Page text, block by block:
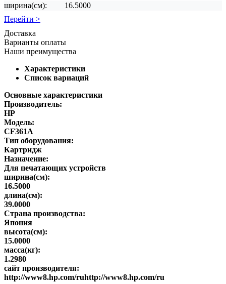
ширина(см):
16.5000
Перейти >
Доставка
Варианты оплаты
Наши преимущества
Характеристики
Список вариаций
Основные характеристики
Производитель:
HP
Модель:
CF361A
Тип оборудования:
Картридж
Назначение:
Для печатающих устройств
ширина(см):
16.5000
длина(см):
39.0000
Страна производства:
Япония
высота(см):
15.0000
масса(кг):
1.2980
сайт производителя:
http://www8.hp.com/ruhttp://www8.hp.com/ru